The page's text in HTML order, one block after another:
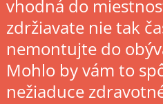
vhodná do
zdržiavate nie tak
nemontujte do
Mohlo by vám to
nežiaduce